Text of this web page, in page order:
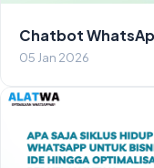
Chatbot
05 Jan 2026